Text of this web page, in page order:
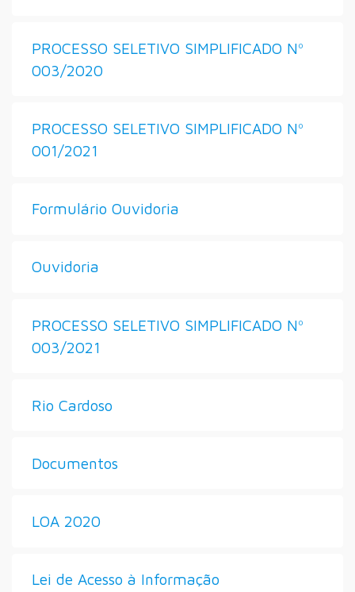
PROCESSO SELETIVO SIMPLIFICADO Nº
003/2020
PROCESSO SELETIVO SIMPLIFICADO Nº
001/2021
Formulário Ouvidoria
Ouvidoria
PROCESSO SELETIVO SIMPLIFICADO Nº
003/2021
Rio Cardoso
Documentos
LOA 2020
Lei de Acesso à Informação